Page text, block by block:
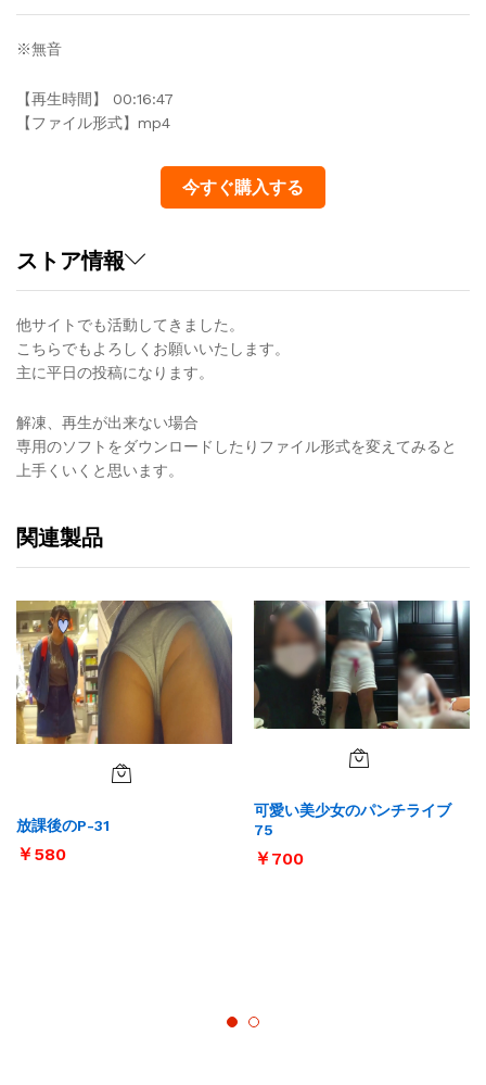
※無音
【再生時間】 00:16:47
【ファイル形式】mp4
今すぐ購入する
ストア情報
他サイトでも活動してきました。
こちらでもよろしくお願いいたします。
主に平日の投稿になります。
解凍、再生が出来ない場合
専用のソフトをダウンロードしたりファイル形式を変えてみると
上手くいくと思います。
関連製品
放課後のP-31
￥580
可愛い美少女のパンチライブ
75
￥700